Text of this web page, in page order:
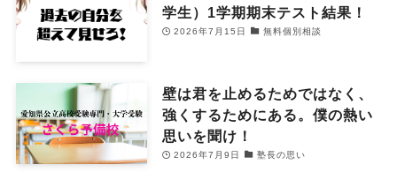
学生）1学期期末テスト結果！
2026年7月15日 無料個別相談
壁は君を止めるためではなく、
強くするためにある。僕の熱い
思いを聞け！
2026年7月9日 塾長の思い